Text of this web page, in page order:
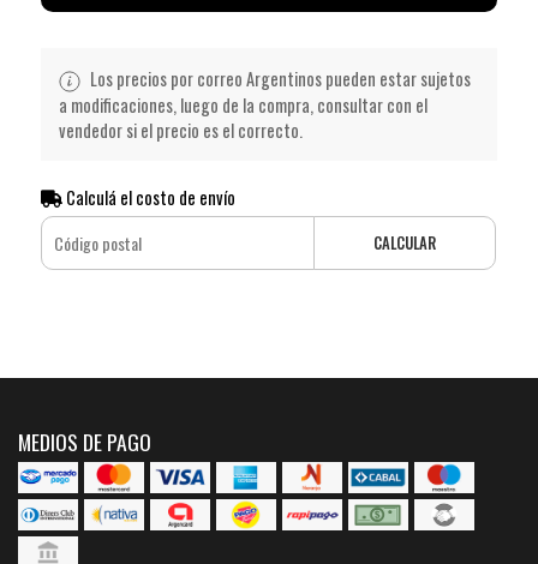
Los precios por correo Argentinos pueden estar sujetos
a modificaciones, luego de la compra, consultar con el
vendedor si el precio es el correcto.
Calculá el costo de envío
CALCULAR
MEDIOS DE PAGO